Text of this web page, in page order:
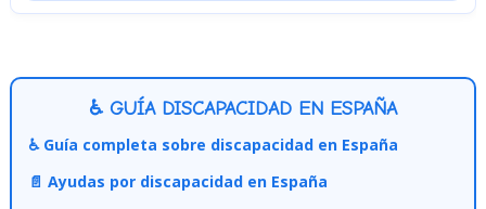
♿ GUÍA DISCAPACIDAD EN ESPAÑA
♿ Guía completa sobre discapacidad en España
📄 Ayudas por discapacidad en España